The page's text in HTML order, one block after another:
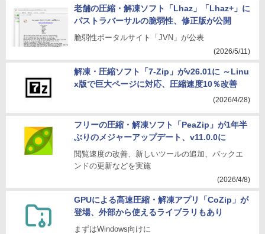
老舗の圧縮・解凍ソフト「Lhaz」「Lhaz+」に
パストラバーサルの脆弱性、修正版が公開
脆弱性ポータルサイト「JVN」が公表
(2026/5/11)
解凍・圧縮ソフト「7-Zip」がv26.01に ～Linu
x版で巨大ページに対応、圧縮速度10％改善
(2026/4/28)
フリーの圧縮・解凍ソフト「PeaZip」が1年半
ぶりのメジャーアップデート、v11.0.0に
閲覧速度の改善、新しいツールの追加、バックエ
ンドの更新などを実施
(2026/4/8)
GPUによる高速圧縮・解凍アプリ「CoZip」が
登場、外部から使えるライブラリもあり
まずはWindows向けに